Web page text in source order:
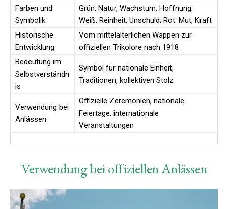
Farben und
Symbolik
Grün: Natur, Wachstum, Hoffnung;
Weiß: Reinheit, Unschuld; Rot: Mut, Kraft
Historische
Entwicklung
Vom mittelalterlichen Wappen zur
offiziellen Trikolore nach 1918
Bedeutung im
Selbstverständn
is
Symbol für nationale Einheit,
Traditionen, kollektiven Stolz
Verwendung bei
Anlässen
Offizielle Zeremonien, nationale
Feiertage, internationale
Veranstaltungen
Verwendung bei offiziellen Anlässen